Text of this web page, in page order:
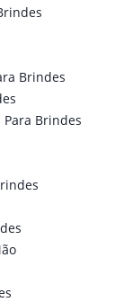
Brindes
Para Brindes